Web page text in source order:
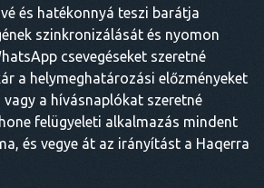
és hatékonnyá teszi barátja
szinkronizálását és nyomon
csevegéseket szeretné
a helymeghatározási előzményeket
vagy a hívásnaplókat szeretné
felügyeleti alkalmazás mindent
és vegye át az irányítást a Haqerra